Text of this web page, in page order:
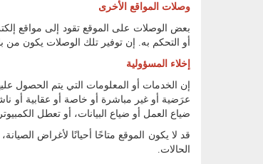
وصلات المواقع الأخرى
بعض الوصلات على الموقع تقود إلى مواقع
أو التحكم به. إن توفير تلك الوصلات يكون
إخلاء المسؤولية
إن الخدمات أو المعلومات التي يتم الحصول
عرَضية أو غير مباشرة أو خاصة أو عقابية أو
ضياع العمل أو ضياع البيانات، أو تعطل
قد لا يكون الموقع متاحًا أحيانًا لأغراض
الحالات.